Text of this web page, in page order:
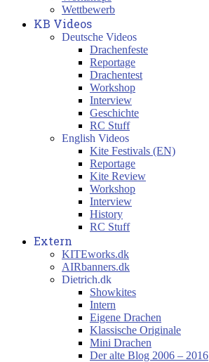
Wettbewerb
KB Videos
Deutsche Videos
Drachenfeste
Reportage
Drachentest
Workshop
Interview
Geschichte
RC Stuff
English Videos
Kite Festivals (EN)
Reportage
Kite Review
Workshop
Interview
History
RC Stuff
Extern
KITEworks.dk
AIRbanners.dk
Dietrich.dk
Showkites
Intern
Eigene Drachen
Klassische Originale
Mini Drachen
Der alte Blog 2006 – 2016